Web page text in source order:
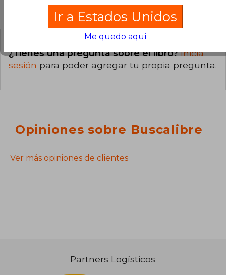
Preguntas y respuestas sobre el libro
¿Tienes una pregunta sobre el libro?Inicia
sesión para poder agregar tu propia pregunta.
Opiniones sobre Buscalibre
Ver más opiniones de clientes
Partners Logísticos
Ir a Estados Unidos
Me quedo aquí